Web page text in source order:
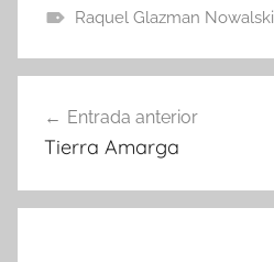
Raquel Glazman Nowalski
de
Entrada anterior
Tierra Amarga